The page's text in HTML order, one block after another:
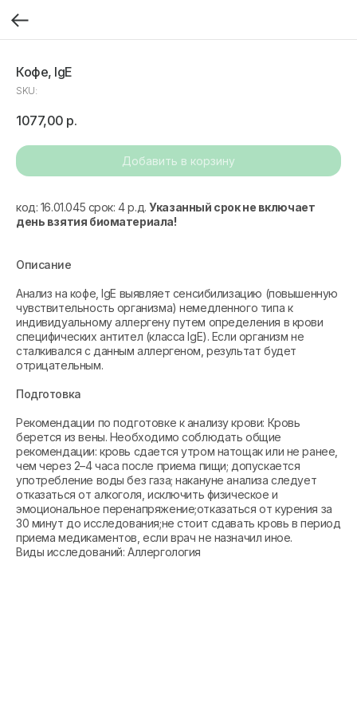
Кофе, IgE
SKU:
1077,00 р.
Добавить в корзину
код: 16.01.045 срок: 4 р.д.Указанный срок не включает
день взятия биоматериала!
Описание
Анализ на кофе, IgE выявляет сенсибилизацию (повышенную
чувствительность организма) немедленного типа к
индивидуальному аллергену путем определения в крови
специфических антител (класса IgE). Если организм не
сталкивался с данным аллергеном, результат будет
отрицательным.
Подготовка
Рекомендации по подготовке к анализу крови: Кровь
берется из вены. Необходимо соблюдать общие
рекомендации: кровь сдается утром натощак или не ранее,
чем через 2–4 часа после приема пищи; допускается
употребление воды без газа; накануне анализа следует
отказаться от алкоголя, исключить физическое и
эмоциональное перенапряжение;отказаться от курения за
30 минут до исследования;не стоит сдавать кровь в период
приема медикаментов, если врач не назначил иное.
Виды исследований: Аллергология